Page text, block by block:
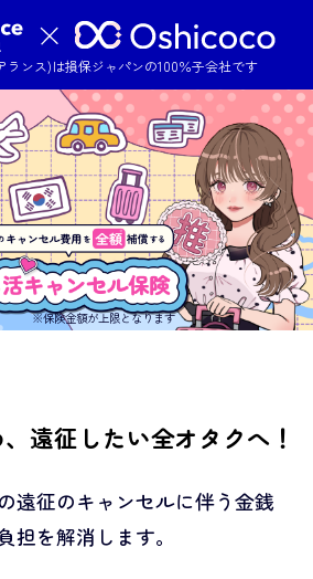
ランス)は損保ジャパンの100％子会社です
※保険金額が上限となります
遠征したい全オタクへ！
遠征のキャンセルに伴う金銭
担を解消します。